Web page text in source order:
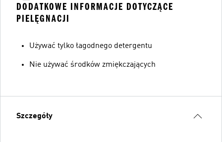
DODATKOWE INFORMACJE DOTYCZĄCE
PIELĘGNACJI
Używać tylko łagodnego detergentu
Nie używać środków zmiękczających
Szczegóły